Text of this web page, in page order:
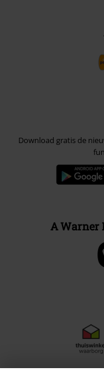
Download gratis de
A Warner